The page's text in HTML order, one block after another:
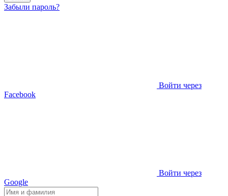
Забыли пароль?
Войти через
Facebook
Войти через
Google